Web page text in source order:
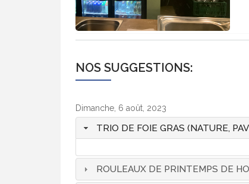
NOS SUGGESTIONS:
Dimanche, 6 août, 2023
TRIO DE FOIE GRAS (NATURE,
ROULEAUX DE PRINTEMPS DE